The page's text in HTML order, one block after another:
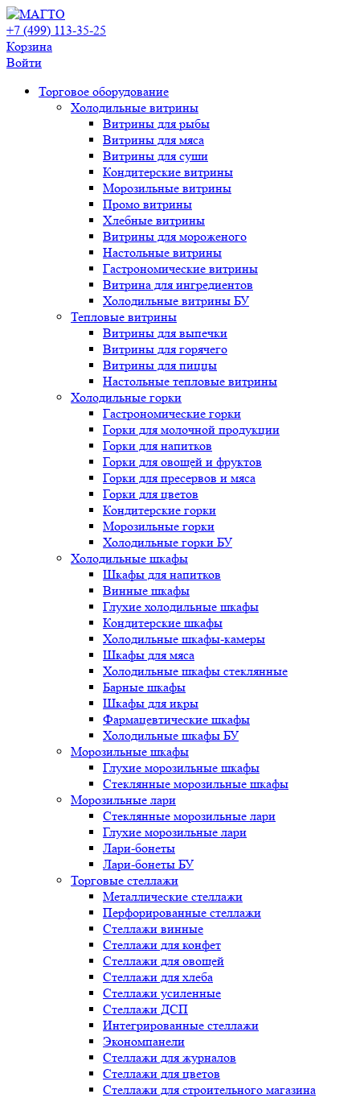
+7 (499) 113-35-25
Корзина
Войти
Свернуть/
развернуть
Торговое оборудованиe
Холодильные витрины
Витрины для рыбы
Витрины для мяса
Витрины для суши
Кондитерские витрины
Морозильные витрины
Промо витрины
Хлебные витрины
Витрины для мороженого
Настольные витрины
Гастрономические витрины
Витрина для ингредиентов
Холодильные витрины БУ
Тепловые витрины
Витрины для выпечки
Витрины для горячего
Витрины для пиццы
Настольные тепловые витрины
Холодильные горки
Гастрономические горки
Горки для молочной продукции
Горки для напитков
Горки для овощей и фруктов
Горки для пресервов и мяса
Горки для цветов
Кондитерские горки
Морозильные горки
Холодильные горки БУ
Холодильные шкафы
Шкафы для напитков
Винные шкафы
Глухие холодильные шкафы
Кондитерские шкафы
Холодильные шкафы-камеры
Шкафы для мяса
Холодильные шкафы стеклянные
Барные шкафы
Шкафы для икры
Фармацевтические шкафы
Холодильные шкафы БУ
Морозильные шкафы
Глухие морозильные шкафы
Стеклянные морозильные шкафы
Морозильные лари
Стеклянные морозильные лари
Глухие морозильные лари
Лари-бонеты
Лари-бонеты БУ
Торговые стеллажи
Металлические стеллажи
Перфорированные стеллажи
Стеллажи винные
Стеллажи для конфет
Стеллажи для овощей
Стеллажи для хлеба
Стеллажи усиленные
Стеллажи ДСП
Интегрированные стеллажи
Экономпанели
Стеллажи для журналов
Стеллажи для цветов
Стеллажи для строительного магазина